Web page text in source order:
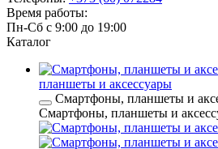
Время работы:
Пн-Сб с 9:00 до 19:00
Каталог
планшеты и аксессуары
Смартфоны, планшеты и
Смартфоны, планшеты и